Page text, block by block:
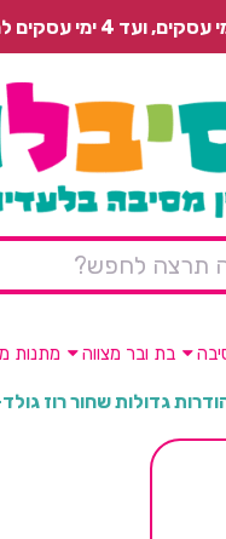
בת ובר מצווה מתנות
גדולות שחור רוז גולד-10